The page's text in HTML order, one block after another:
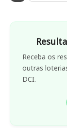
Receba os
outras
DCI.